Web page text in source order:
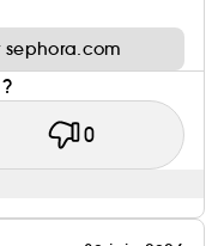
sephora.com
0